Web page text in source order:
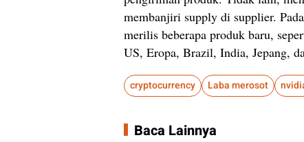
membanjiri supply di supplier.
merilis beberapa produk baru,
US, Eropa, Brazil, India, Jepang,
cryptocurrency Laba merosot
Baca Lainnya